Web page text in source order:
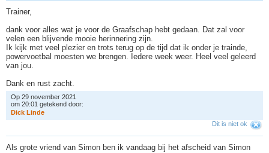
Trainer,
dank voor alles wat je voor de Graafschap hebt gedaan. Dat zal voor
velen een blijvende mooie herinnering zijn.
Ik kijk met veel plezier en trots terug op de tijd dat ik onder je trainde,
powervoetbal moesten we brengen. Iedere week weer. Heel veel geleerd
van jou.
Dank en rust zacht.
Op 29 november 2021
om 20:01 getekend door:
Dick Linde
Dit is niet ok
Als grote vriend van Simon ben ik vandaag bij het afscheid van Simon